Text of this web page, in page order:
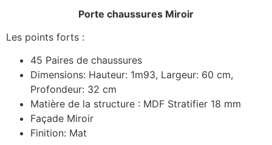
Porte chaussures Miroir
Les points forts :
45 Paires de chaussures
Dimensions: Hauteur: 1m93, Largeur: 60 cm,
Profondeur: 32 cm
Matière de la structure : MDF Stratifier 18 mm
Façade Miroir
Finition: Mat